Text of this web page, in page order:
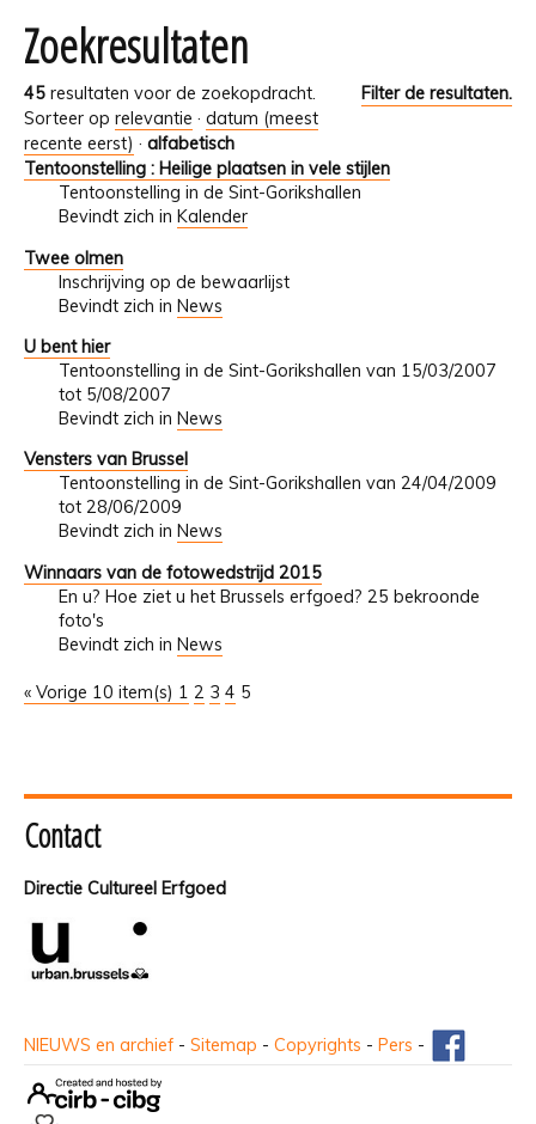
Zoekresultaten
45 resultaten voor de zoekopdracht.
Filter de resultaten.
Sorteer op relevantie · datum (meest
recente eerst) · alfabetisch
Tentoonstelling : Heilige plaatsen in vele stijlen
Tentoonstelling in de Sint-Gorikshallen
Bevindt zich in Kalender
Twee olmen
Inschrijving op de bewaarlijst
Bevindt zich in News
U bent hier
Tentoonstelling in de Sint-Gorikshallen van 15/03/2007
tot 5/08/2007
Bevindt zich in News
Vensters van Brussel
Tentoonstelling in de Sint-Gorikshallen van 24/04/2009
tot 28/06/2009
Bevindt zich in News
Winnaars van de fotowedstrijd 2015
En u? Hoe ziet u het Brussels erfgoed? 25 bekroonde
foto's
Bevindt zich in News
« Vorige 10 item(s) 1 2 3 4 5
Contact
Directie Cultureel Erfgoed
NIEUWS en archief - Sitemap - Copyrights - Pers -